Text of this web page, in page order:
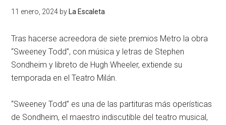
11 enero, 2024 by La Escaleta
Tras hacerse acreedora de siete premios Metro la obra
“Sweeney Todd”, con música y letras de Stephen
Sondheim y libreto de Hugh Wheeler, extiende su
temporada en el Teatro Milán.
“Sweeney Todd” es una de las partituras más operísticas
de Sondheim, el maestro indiscutible del teatro musical,